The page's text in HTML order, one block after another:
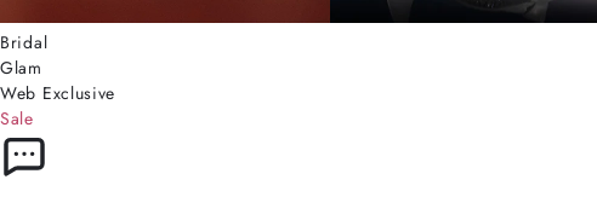
Bridal
Glam
Web Exclusive
Sale